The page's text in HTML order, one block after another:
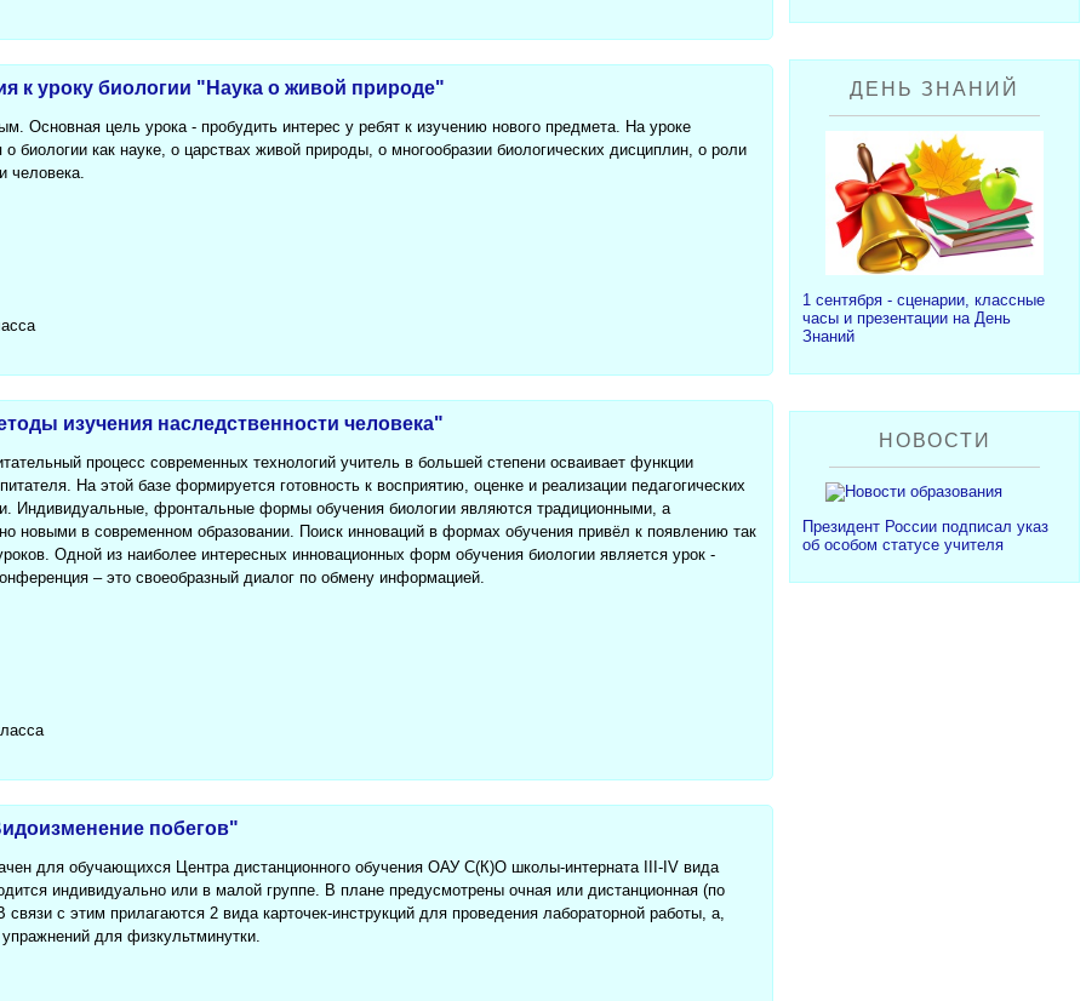
к уроку биологии "Наука о живой природе"
Основная цель урока - пробудить интерес у ребят к изучению нового предмета. На уроке
биологии как науке, о царствах живой природы, о многообразии биологических дисциплин, о роли
человека.
изучения наследственности человека"
процесс современных технологий учитель в большей степени осваивает функции
На этой базе формируется готовность к восприятию, оценке и реализации педагогических
Индивидуальные, фронтальные формы обучения биологии являются традиционными, а
новыми в современном образовании. Поиск инноваций в формах обучения привёл к появлению так
Одной из наиболее интересных инновационных форм обучения биологии является урок -
– это своеобразный диалог по обмену информацией.
побегов"
для обучающихся Центра дистанционного обучения ОАУ С(К)О школы-интерната III-IV вида
индивидуально или в малой группе. В плане предусмотрены очная или дистанционная (по
с этим прилагаются 2 вида карточек-инструкций для проведения лабораторной работы, а,
для физкультминутки.
ДЕНЬ ЗНАНИЙ
1 сентября - сценарии, классные
часы и презентации на День
Знаний
НОВОСТИ
Президент России подписал указ
об особом статусе учителя